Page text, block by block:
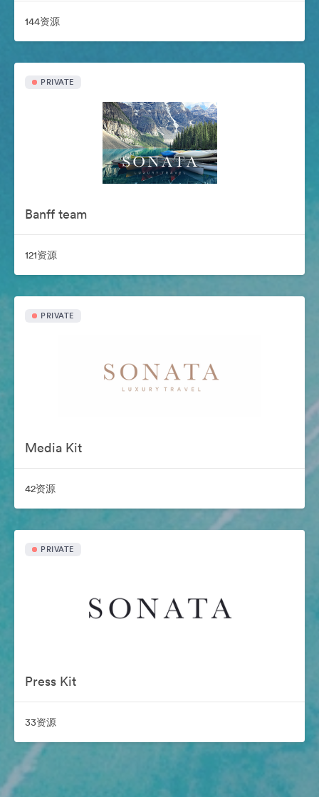
144资源
PRIVATE
Banff team
121资源
PRIVATE
Media Kit
42资源
PRIVATE
Press Kit
33资源